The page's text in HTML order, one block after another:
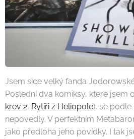
Jsem sice velký fanda
Poslední dva komiksy, které jsem
krev 2, Rytíři z Heliopole), se
nepovedly. V perfektním
jako předloha jeho povídky. I tak